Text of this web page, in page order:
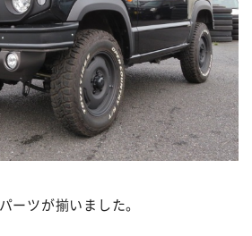
ーツが揃いました。